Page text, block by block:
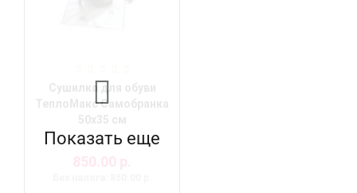
ТеплоМакс Самобранка
Показать еще